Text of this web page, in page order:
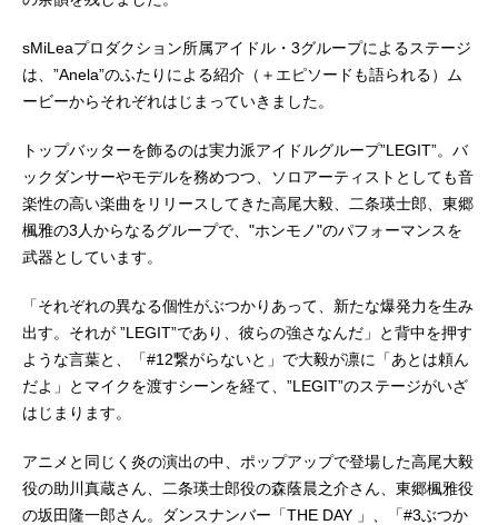
sMiLeaプロダクション所属アイドル・3グループによるステージ
は、”Anela”のふたりによる紹介（＋エピソードも語られる）ム
ービーからそれぞれはじまっていきました。
トップバッターを飾るのは実力派アイドルグループ”LEGIT”。バ
ックダンサーやモデルを務めつつ、ソロアーティストとしても音
楽性の高い楽曲をリリースしてきた高尾大毅、二条瑛士郎、東郷
楓雅の3人からなるグループで、"ホンモノ"のパフォーマンスを
武器としています。
「それぞれの異なる個性がぶつかりあって、新たな爆発力を生み
出す。それが ”LEGIT”であり、彼らの強さなんだ」と背中を押す
ような言葉と、「#12繋がらないと」で大毅が凛に「あとは頼ん
だよ」とマイクを渡すシーンを経て、”LEGIT”のステージがいざ
はじまります。
アニメと同じく炎の演出の中、ポップアップで登場した高尾大毅
役の助川真蔵さん、二条瑛士郎役の森蔭晨之介さん、東郷楓雅役
の坂田隆一郎さん。ダンスナンバー「THE DAY 」、「#3ぶつか